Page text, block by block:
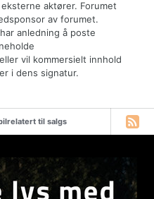
aktører. Forumet
av forumet.
anledning å poste
vil kommersielt innhold
i dens signatur.
til salgs